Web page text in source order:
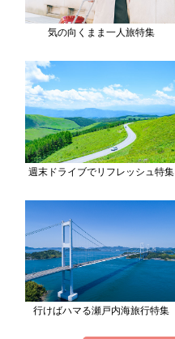
気の向くまま一人旅特集
週末ドライブでリフレッシュ特集
行けばハマる瀬戸内海旅行特集